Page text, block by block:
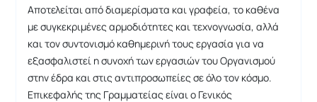
Αποτελείται από διαμερίσματα και γραφεία, το καθένα
με συγκεκριμένες αρμοδιότητες και τεχνογνωσία, αλλά
και τον συντονισμό καθημερινή τους εργασία για να
εξασφαλιστεί η συνοχή των εργασιών του Οργανισμού
στην έδρα και στις αντιπροσωπείες σε όλο τον κόσμο.
Επικεφαλής της Γραμματείας είναι ο Γενικός